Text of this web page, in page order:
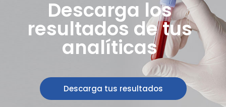
Descarga los
resultados de tus
analíticas
Descarga tus resultados